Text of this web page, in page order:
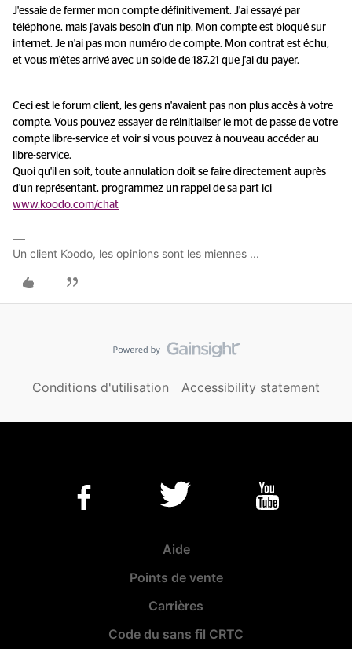
J'essaie de fermer mon compte définitivement. J'ai essayé par
téléphone, mais j'avais besoin d'un nip. Mon compte est bloqué sur
internet. Je n'ai pas mon numéro de compte. Mon contrat est échu,
et vous m'êtes arrivé avec un solde de 187,21 que j'ai du payer.
Ceci est le forum client, les gens n'avaient pas non plus accès à votre
compte. Vous pouvez essayer de réinitialiser le mot de passe de votre
compte libre-service et voir si vous pouvez à nouveau accéder au
libre-service.
Quoi qu'il en soit, toute annulation doit se faire directement auprès
d'un représentant, programmez un rappel de sa part ici
www.koodo.com/chat
Un client Koodo, les opinions sont les miennes ...
Conditions d'utilisation Accessibility statement
Aide
Points de vente
Carrières
Code du sans fil CRTC